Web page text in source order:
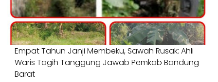
Empat Tahun Janji Membeku, Sawah Rusak: Ahli
Waris Tagih Tanggung Jawab Pemkab Bandung
Barat